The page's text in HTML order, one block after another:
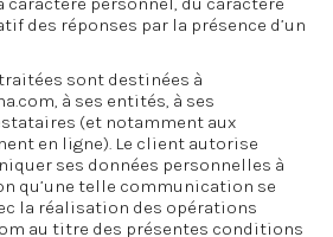
des réponses par la présence d’un
sont destinées à
à ses entités, à ses
(et notamment aux
en ligne). Le client autorise
ses données personnelles à
qu’une telle communication se
la réalisation des opérations
au titre des présentes conditions